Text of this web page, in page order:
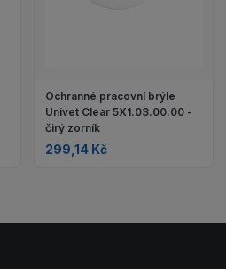
Ochranné pracovní brýle
Univet Clear 5X1.03.00.00 -
čirý zorník
299,14 Kč